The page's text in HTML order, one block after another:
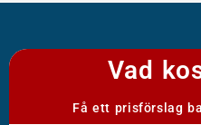
Vad
Få ett prisförslag